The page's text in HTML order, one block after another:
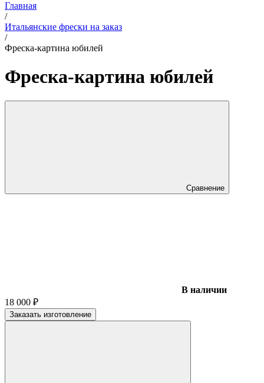
Главная
/
Итальянские фрески на заказ
/
Фреска-картина юбилей
Фреска-картина юбилей
Сравнение
В наличии
18 000 ₽
Заказать изготовление